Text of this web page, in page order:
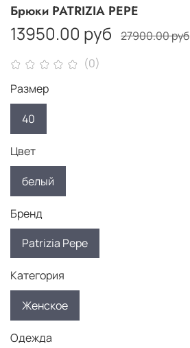
(0)
Брюки PATRIZIA PEPE
13950.00 руб 27900.00 руб
Размер
40
Цвет
белый
Бренд
Patrizia Pepe
Категория
Женское
Одежда